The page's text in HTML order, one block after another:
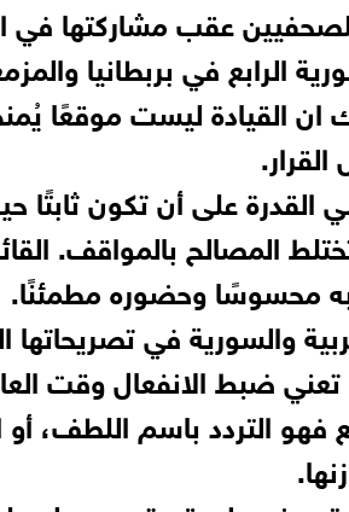
عقب مشاركتها في
الرابع في بربطانيا
ان القيادة ليست موقعًا
القدرة على أن تكون ثابتًا
المصالح بالمواقف.
محسوسًا وحضوره مطمئنًا.
والسورية في تصريحاتها
ضبط الانفعال وقت
فهو التردد باسم اللطف،